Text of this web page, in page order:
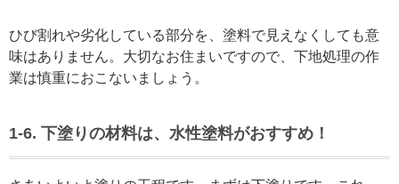
ひび割れや劣化している部分を、塗料で見えなくしても意
味はありません。大切なお住まいですので、下地処理の作
業は慎重におこないましょう。
1-6. 下塗りの材料は、水性塗料がおすすめ！